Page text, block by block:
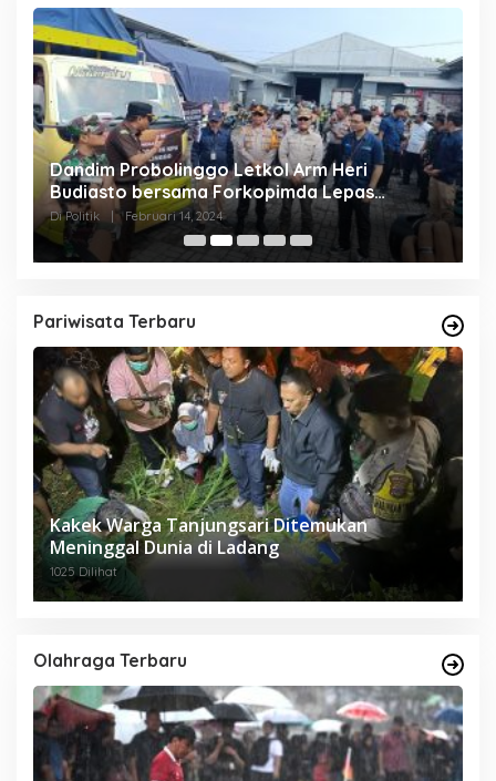
Dandim Probolinggo Letkol Arm Heri
Budiasto bersama Forkopimda Lepas
Pendistribusian Logistik Pemilu
Di Politik Februari 14, 2024
Pariwisata Terbaru
Kakek Warga Tanjungsari Ditemukan
Meninggal Dunia di Ladang
1025 Dilihat
Olahraga Terbaru